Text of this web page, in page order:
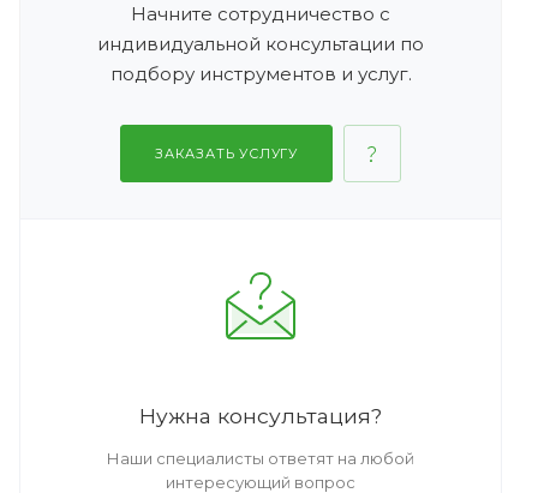
Начните сотрудничество с
индивидуальной консультации по
подбору инструментов и услуг.
ЗАКАЗАТЬ УСЛУГУ
Нужна консультация?
Наши специалисты ответят на любой
интересующий вопрос